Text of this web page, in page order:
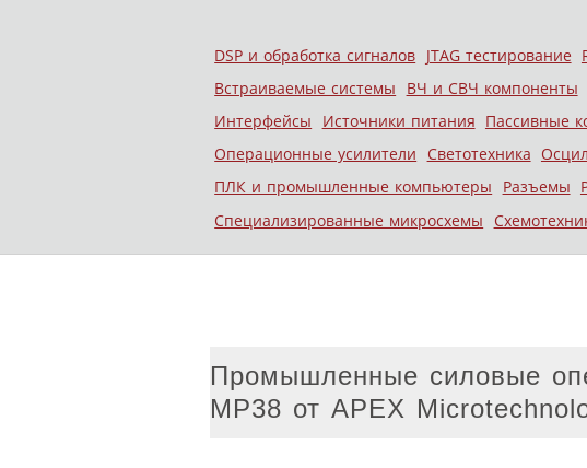
Меню
Skip to content
DSP и обработка сигналов JTAG тестирование
Встраиваемые системы
ВЧ и СВЧ компоненты
Интерфейсы
Источники питания Пассивные
Операционные усилители
Светотехника
ПЛК и промышленные компьютеры
Разъемы
Специализированные микросхемы
Промышленные силовые
MP38 от APEX